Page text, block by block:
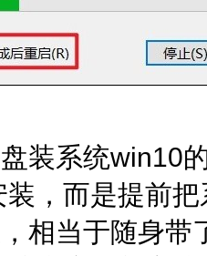
装系统win10
装，而是提前
相当于随身带